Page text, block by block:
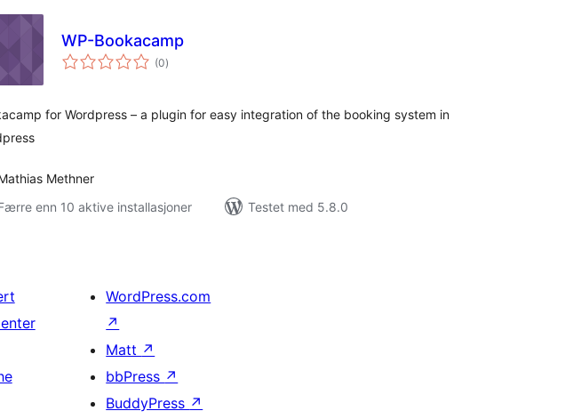
WP-Bookacamp
(0totale
vurderinger
)
for Wordpress – a plugin for easy integration of the booking system in
Methner
enn 10 aktive installasjoner
Testet med 5.8.0
WordPress.com
↗
Matt ↗
bbPress ↗
BuddyPress ↗